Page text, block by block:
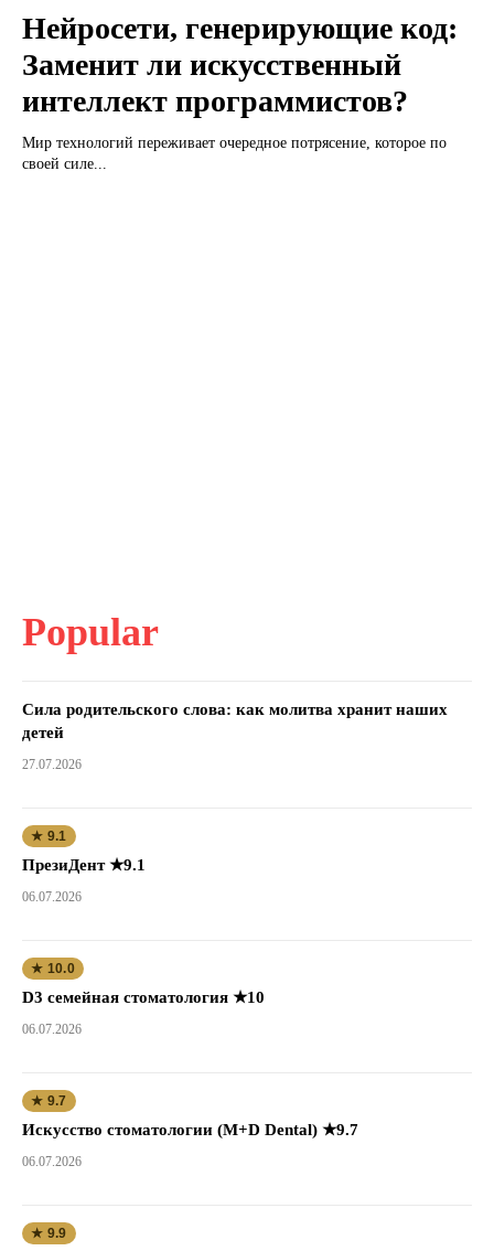
Нейросети, генерирующие код:
Заменит ли искусственный
интеллект программистов?
Мир технологий переживает очередное потрясение, которое по
своей силе...
Popular
Сила родительского слова: как молитва хранит наших
детей
27.07.2026
★ 9.1
ПрезиДент ★9.1
06.07.2026
★ 10.0
D3 семейная стоматология ★10
06.07.2026
★ 9.7
Искусство стоматологии (M+D Dental) ★9.7
06.07.2026
★ 9.9